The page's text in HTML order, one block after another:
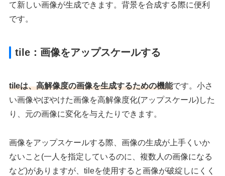
て新しい画像が生成できます。背景を合成する際に便利
です。
tile：画像をアップスケールする
tileは、高解像度の画像を生成するための機能です。小さ
い画像やぼやけた画像を高解像度化(アップスケール)した
り、元の画像に変化を与えたりできます。
画像をアップスケールする際、画像の生成が上手くいか
ないこと(一人を指定しているのに、複数人の画像になる
など)がありますが、tileを使用すると画像が破綻しにくく